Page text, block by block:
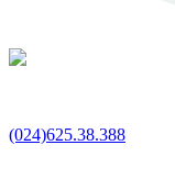
(024)625.38.388